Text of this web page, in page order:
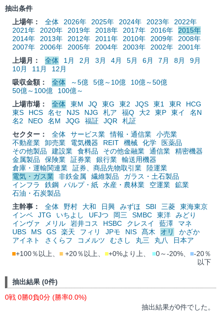
抽出条件
上場年：
全体 2026年 2025年 2024年 2023年
2022年
2021年
2020年 2019年 2018年 2017年 2016年
2015年
2014年
2013年 2012年 2011年 2010年 2009年
2008年
2007年
2006年 2005年 2004年 2003年 2002年
2001年
上場月：
全体 1月 2月 3月 4月 5月 6月 7月 8月
9月
10月
11月
12月
吸収金額：
全体 ～5億 5億～10億
10億～50億
50億～100億
100億～
上場市場：
全体 東M JQ 東G 東2 JQS 東1 東R
HCG
東S
HCS 名セ NJS NJG 札ア 福Q 大2 東P 東イ
名N
名2
NEO 名M JQG 福証 JQR
札証
セクター：
全体 サービス業 情報・通信業
小売業
不動産業
卸売業 電気機器 REIT 機械 化学
医薬品
その他製品
建設業 食料品 その他金融業 通信業
精密機器
金属製品
保険業 証券業 銀行業
輸送用機器
倉庫・運輸関連業
証券、商品先物取引業
陸運業
電気・ガス業
非鉄金属 繊維製品
ガラス・土石製品
インフラ
鉄鋼 パルプ・紙 水産・農林業 空運業
鉱業
石油・石炭製品
主幹事：
全体 野村 大和 日興 みずほ SBI 三菱
東海東京
インベ
JTG いちよし UFJつ 岡三 SMBC 東洋
みどり
インヴァ
メリル 岩井コス HSBC クレスイ 藍澤
マネ
UBS
MS GS 楽天 フィリ JPモ NIS 髙木 オリ
かざか
アイネト
さくらフ コメルツ むさし 丸三 丸八
日本ア
■+100％以上、 ■ +20％以上、 ■+0%より上、 ■0～-20%、 ■-20％
以下
抽出結果 (0件)
0戦 0勝0負0分 (勝率0.0%)
抽出結果が0件でした。